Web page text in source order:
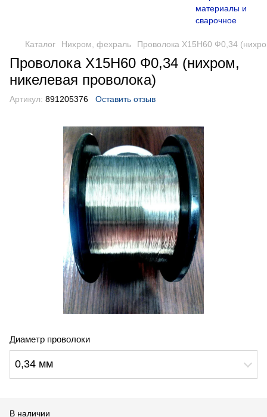
Каталог Нихром, фехраль Проволока Х15Н60 Ф0,34
Проволока Х15Н60 Ф0,34 (нихром,
никелевая проволока)
Артикул: 891205376 Оставить отзыв
Диаметр проволоки
0,34 мм
В наличии